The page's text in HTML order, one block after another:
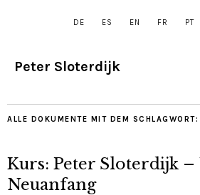
DE ES EN FR PT
Peter Sloterdijk
ALLE DOKUMENTE MIT DEM SCHLAGWORT:
Kurs: Peter Sloterdijk
Neuanfang